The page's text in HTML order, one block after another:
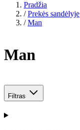
Pradžia
/ Prekės sandėlyje
/ Man
Man
Filtras